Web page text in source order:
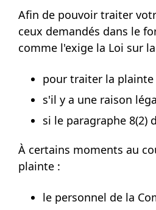
Afin de pouvoir traiter
ceux demandés dans le
comme l'exige la Loi sur
pour traiter la plainte
s'il y a une raison
si le paragraphe 8(2)
À certains moments au
plainte :
le personnel de la